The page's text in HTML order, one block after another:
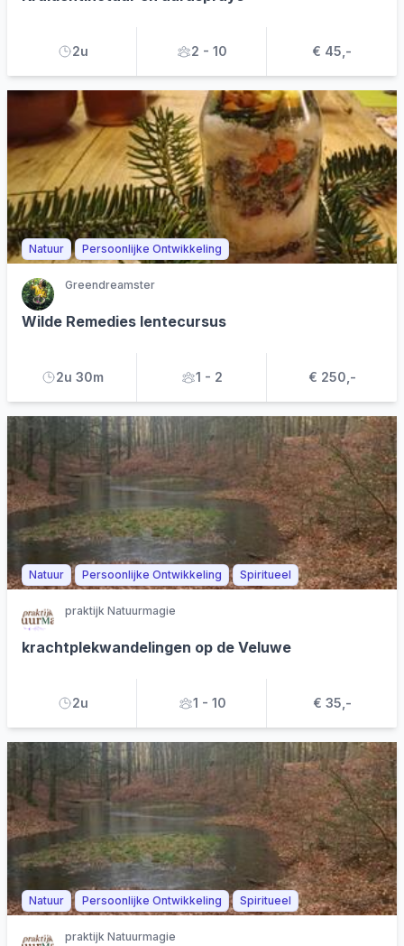
2u 2 - 10 € 45,-
Natuur Persoonlijke Ontwikkeling
Greendreamster
Wilde Remedies lentecursus
2u 30m 1 - 2 € 250,-
Natuur Persoonlijke Ontwikkeling Spiritueel
praktijk Natuurmagie
krachtplekwandelingen op de Veluwe
2u 1 - 10 € 35,-
Natuur Persoonlijke Ontwikkeling Spiritueel
praktijk Natuurmagie